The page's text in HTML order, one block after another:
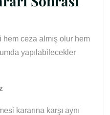
ceza almış olur hem
yapılabilecekler
kararına karşı aynı